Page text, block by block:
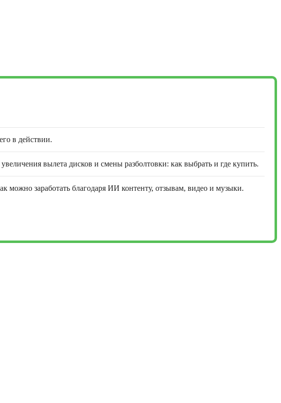
в действии.
вылета дисков и смены разболтовки: как выбрать и где купить.
можно заработать благодаря ИИ контенту, отзывам, видео и музыки.